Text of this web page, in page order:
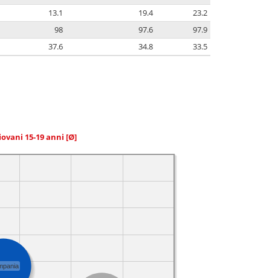
13.1 19.4
23.2
98 97.6
97.9
37.6 34.8 33.5
15-19 anni [Ø]